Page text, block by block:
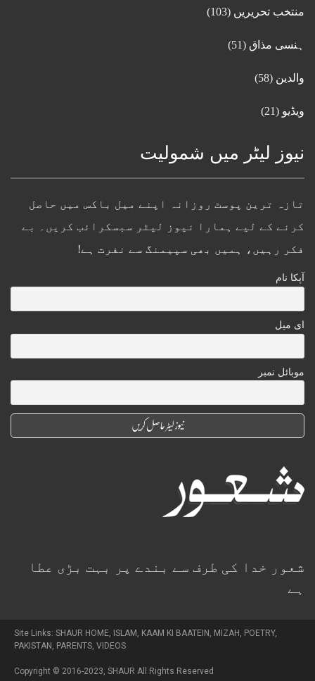
منتخب تحریریں (103)
ہنسی مذاق (51)
والدین (58)
ویڈیو (21)
نیوز لیٹر میں شمولیت
تازہ ترین پوسٹ روزانہ اپنے میل باکس میں حاصل
کرنے کے لیے ہمارا نیوز لیٹر سبسکرائب کریں۔ بے
فکر رہیں، ہمیں بھی سپیمنگ سے نفرت ہے!
آپکا نام
ای میل
موبائل نمبر
شعور خدا کی طرف سے بندے پر بہت بڑی عطا
ہے
Site Links: SHAUR HOME ISLAM KAAM KI BAATEIN MIZAH POETRY,
PAKISTAN PARENTS VIDEOS
Copyright © 2016-2023, SHAUR All Rights Reserved